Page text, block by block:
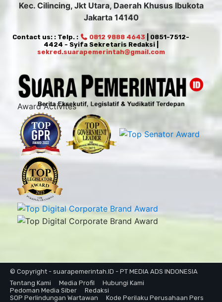
Kec. Cilincing, Jkt Utara, Daerah Khusus Ibukota
Jakarta 14140
Contact us: : Telp. : 0812 9888 4643 | 0851-7512-
4424 - Syifa Sekretaris Redaksi |
sekred.suarapemerintah@gmail.com
Award Activites
© Copyright - suarapemerintah.ID - PT MEDIA ADS INDONESIA
Tentang Kami
Media Profil
Hubungi Kami
Pedoman Media Siber
Redaksi
SOP Perlindungan Wartawan
Kode Perilaku Perusahaan Pers